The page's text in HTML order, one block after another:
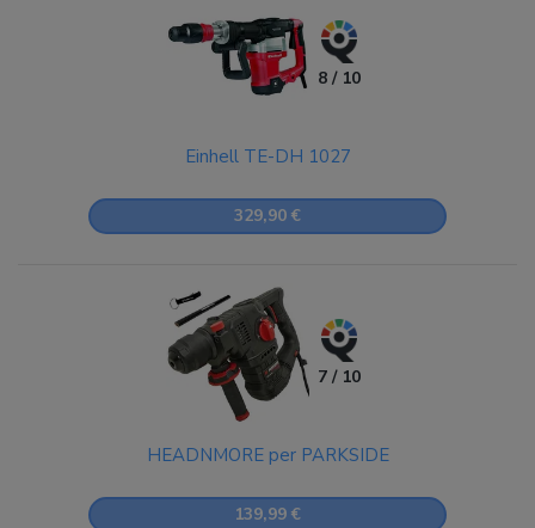
8 / 10
Einhell TE-DH 1027
329,90 €
7 / 10
HEADNMORE per PARKSIDE
139,99 €